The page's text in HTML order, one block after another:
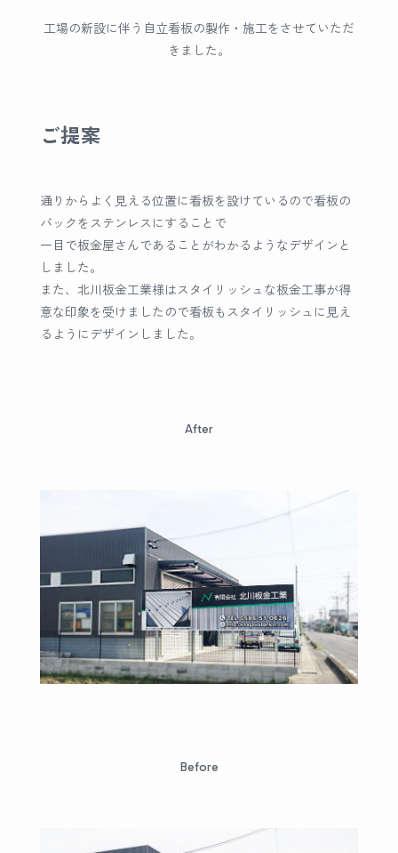
工場の新設に伴う自立看板の製作・施工をさせていただ
きました。
ご提案
通りからよく見える位置に看板を設けているので看板の
バックをステンレスにすることで
一目で板金屋さんであることがわかるようなデザインと
しました。
また、北川板金工業様はスタイリッシュな板金工事が得
意な印象を受けましたので看板もスタイリッシュに見え
るようにデザインしました。
After
Before